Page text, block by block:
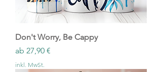
Don't Worry, Be Cappy
ab 27,90 €
Sale-Preis
inkl. MwSt.